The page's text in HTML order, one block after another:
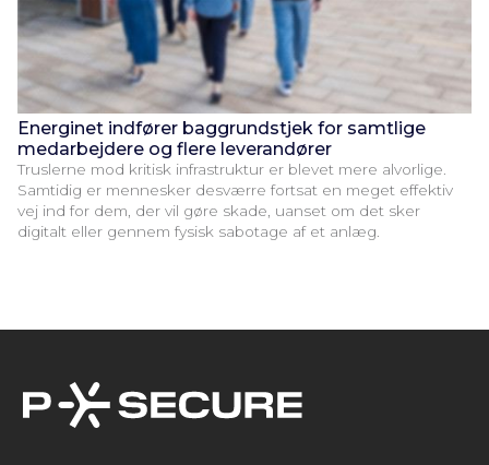
Energinet indfører baggrundstjek for samtlige
medarbejdere og flere leverandører
Truslerne mod kritisk infrastruktur er blevet mere alvorlige.
Samtidig er mennesker desværre fortsat en meget effektiv
vej ind for dem, der vil gøre skade, uanset om det sker
digitalt eller gennem fysisk sabotage af et anlæg.